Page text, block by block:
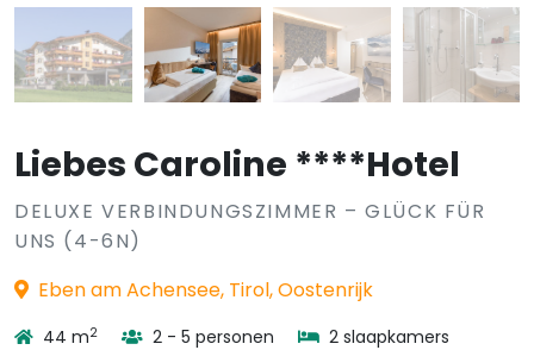
Liebes Caroline ****Hotel
DELUXE VERBINDUNGSZIMMER – GLÜCK FÜR
UNS (4-6N)
Eben am Achensee, Tirol, Oostenrijk
44 m2 2 - 5 personen
2 slaapkamers